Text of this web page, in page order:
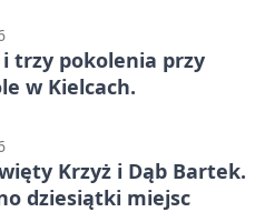
i trzy pokolenia przy
w Kielcach.
Krzyż i Dąb Bartek.
dziesiątki miejsc